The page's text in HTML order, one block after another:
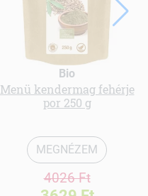
Bio
Menü kendermag fehérje
por 250 g
MEGNÉZEM
4026 Ft